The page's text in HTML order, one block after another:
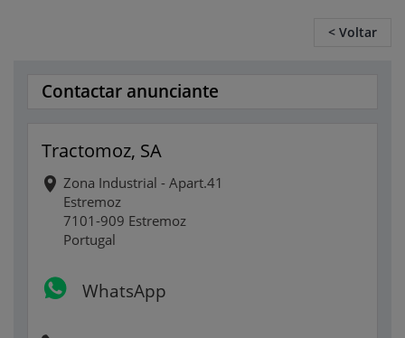
< Voltar
Contactar anunciante
Tractomoz, SA
Zona Industrial - Apart.41
Estremoz
7101-909 Estremoz
Portugal
WhatsApp